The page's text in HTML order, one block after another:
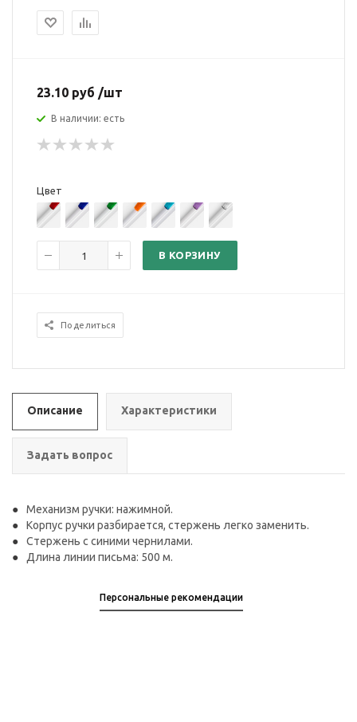
23.10 руб /шт
В наличии: есть
Цвет
В КОРЗИНУ
Поделиться
Описание Характеристики
Задать вопрос
Механизм ручки: нажимной.
Корпус ручки разбирается, стержень легко заменить.
Стержень с синими чернилами.
Длина линии письма: 500 м.
Персональные рекомендации